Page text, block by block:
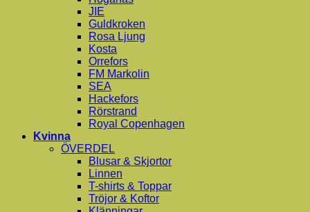
JIE
Guldkroken
Rosa Ljung
Kosta
Orrefors
FM Markolin
SEA
Hackefors
Rörstrand
Royal Copenhagen
Kvinna
ÖVERDEL
Blusar & Skjortor
Linnen
T-shirts & Toppar
Tröjor & Koftor